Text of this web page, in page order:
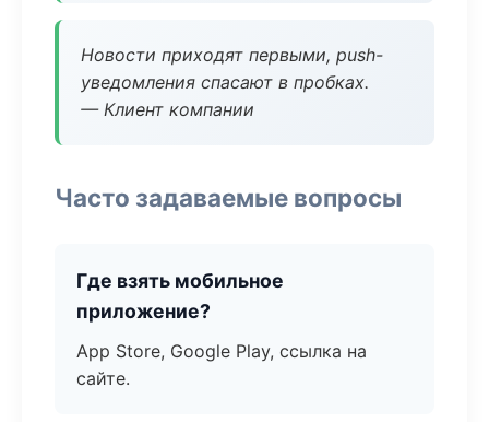
Новости приходят первыми, push-
уведомления спасают в пробках.
— Клиент компании
Часто задаваемые вопросы
Где взять мобильное
приложение?
App Store, Google Play, ссылка на
сайте.